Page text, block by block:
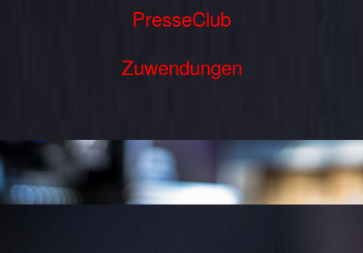
PresseClub
Zuwendungen